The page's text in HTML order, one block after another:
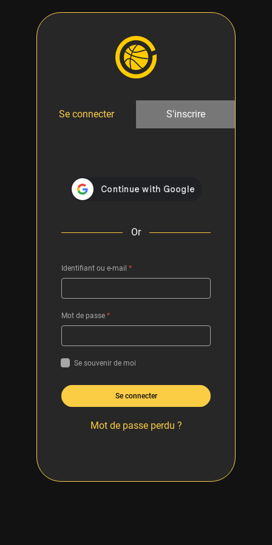
Se connecter S'inscrire
Or
Identifiant ou e-mail *
Mot de passe *
Se souvenir de moi
Se connecter
Mot de passe perdu ?